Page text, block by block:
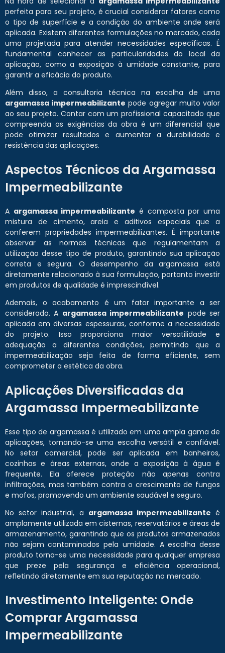
perfeita para seu projeto, é crucial considerar fatores como
o tipo de superfície e a condição do ambiente onde será
aplicada. Existem diferentes formulações no mercado, cada
uma projetada para atender necessidades específicas. É
fundamental conhecer as particularidades do local da
aplicação, como a exposição à umidade constante, para
garantir a eficácia do produto.
Além disso, a consultoria técnica na escolha de uma
argamassa impermeabilizante pode agregar muito valor
ao seu projeto. Contar com um profissional capacitado que
compreenda as exigências da obra é um diferencial que
pode otimizar resultados e aumentar a durabilidade e
resistência das aplicações.
Aspectos Técnicos da Argamassa
Impermeabilizante
A argamassa impermeabilizante é composta por uma
mistura de cimento, areia e aditivos especiais que a
conferem propriedades impermeabilizantes. É importante
observar as normas técnicas que regulamentam a
utilização desse tipo de produto, garantindo sua aplicação
correta e segura. O desempenho da argamassa está
diretamente relacionado à sua formulação, portanto investir
em produtos de qualidade é imprescindível.
Ademais, o acabamento é um fator importante a ser
considerado. A argamassa impermeabilizante pode ser
aplicada em diversas espessuras, conforme a necessidade
do projeto. Isso proporciona maior versatilidade e
adequação a diferentes condições, permitindo que a
impermeabilização seja feita de forma eficiente, sem
comprometer a estética da obra.
Aplicações Diversificadas da
Argamassa Impermeabilizante
Esse tipo de argamassa é utilizado em uma ampla gama de
aplicações, tornando-se uma escolha versátil e confiável.
No setor comercial, pode ser aplicada em banheiros,
cozinhas e áreas externas, onde a exposição à água é
frequente. Ela oferece proteção não apenas contra
infiltrações, mas também contra o crescimento de fungos
e mofos, promovendo um ambiente saudável e seguro.
No setor industrial, a argamassa impermeabilizante é
amplamente utilizada em cisternas, reservatórios e áreas de
armazenamento, garantindo que os produtos armazenados
não sejam contaminados pela umidade. A escolha desse
produto torna-se uma necessidade para qualquer empresa
que preze pela segurança e eficiência operacional,
refletindo diretamente em sua reputação no mercado.
Investimento Inteligente: Onde
Comprar Argamassa
Impermeabilizante